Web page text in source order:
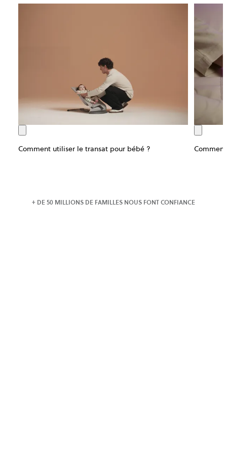
Comment utiliser le transat pour bébé ?
+ DE 50 MILLIONS DE FAMILLES NOUS FONT CONFIANCE